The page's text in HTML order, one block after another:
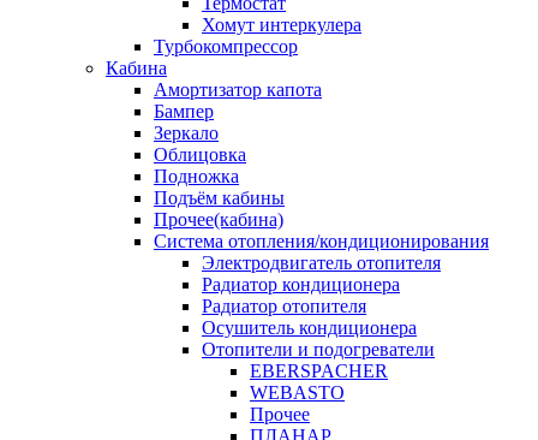
Хомут интеркулера
Турбокомпрессор
Кабина
Амортизатор капота
Бампер
Зеркало
Облицовка
Подножка
Подъём кабины
Прочее(кабина)
Система отопления/кондиционирования
Электродвигатель отопителя
Радиатор кондиционера
Радиатор отопителя
Осушитель кондиционера
Отопители и подогреватели
EBERSPACHER
WEBASTO
Прочее